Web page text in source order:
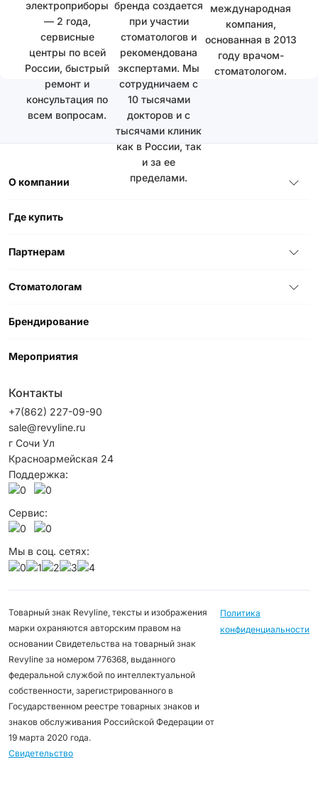
электроприборы
— 2 года,
сервисные
центры по всей
России, быстрый
ремонт и
консультация по
всем вопросам.
бренда создается
при участии
стоматологов и
рекомендована
экспертами. Мы
сотрудничаем с
10 тысячами
докторов и с
тысячами клиник
как в России, так
и за ее
пределами.
международная
компания,
основанная в 2013
году врачом-
стоматологом.
О компании
Где купить
Партнерам
Стоматологам
Брендирование
Мероприятия
Контакты
+7(862) 227-09-90
sale@revyline.ru
г Сочи Ул
Красноармейская 24
Поддержка:
Сервис:
Мы в соц. сетях:
Товарный знак Revyline, тексты и изображения
марки охраняются авторским правом на
основании Свидетельства на товарный знак
Revyline за номером 776368, выданного
федеральной службой по интеллектуальной
собственности, зарегистрированного в
Государственном реестре товарных знаков и
знаков обслуживания Российской Федерации от
19 марта 2020 года.
Свидетельство
Политика
конфиденциальности